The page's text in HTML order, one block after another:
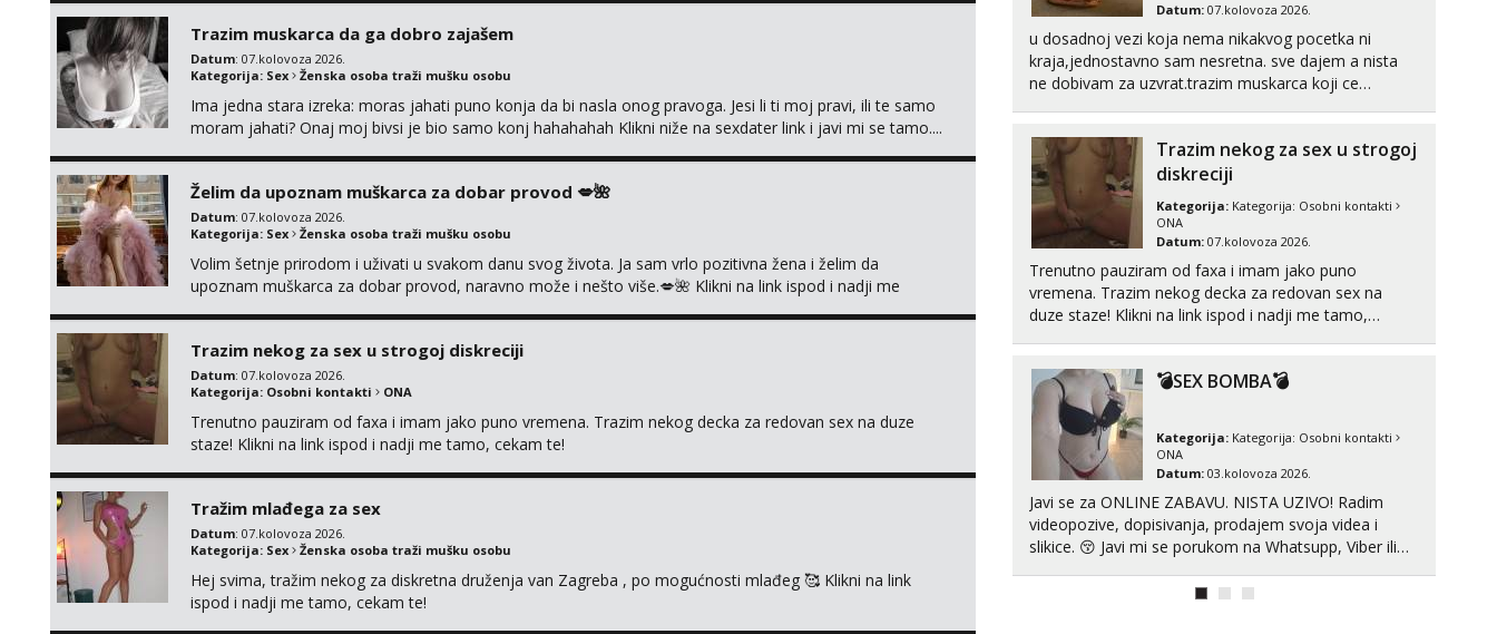
Trazim muskarca da ga dobro zajašem
Datum: 07.kolovoza 2026.
Kategorija: Sex Ženska osoba traži mušku osobu
Ima jedna stara izreka: moras jahati puno konja da bi nasla onog pravoga. Jesi li ti moj pravi, ili te samo
moram jahati? Onaj moj bivsi je bio samo konj hahahahah Klikni niže na sexdater link i javi mi se tamo....
Želim da upoznam muškarca za dobar provod 💋🌺
Datum: 07.kolovoza 2026.
Kategorija: Sex Ženska osoba traži mušku osobu
Volim šetnje prirodom i uživati u svakom danu svog života. Ja sam vrlo pozitivna žena i želim da
upoznam muškarca za dobar provod, naravno može i nešto više.💋🌺 Klikni na link ispod i nadji me
Trazim nekog za sex u strogoj diskreciji
Datum: 07.kolovoza 2026.
Kategorija: Osobni kontakti ONA
Trenutno pauziram od faxa i imam jako puno vremena. Trazim nekog decka za redovan sex na duze
staze! Klikni na link ispod i nadji me tamo, cekam te!
Tražim mlađega za sex
Datum: 07.kolovoza 2026.
Kategorija: Sex Ženska osoba traži mušku osobu
Hej svima, tražim nekog za diskretna druženja van Zagreba , po mogućnosti mlađeg 🥰 Klikni na link
ispod i nadji me tamo, cekam te!
Datum: 07.kolovoza 2026.
u dosadnoj vezi koja nema nikakvog pocetka ni
kraja,jednostavno sam nesretna. sve dajem a nista
ne dobivam za uzvrat.trazim muskarca koji ce
poljupce po tijelu koji me jako pale,obozavam kad
muskar...
Trazim nekog za sex u strogoj
diskreciji
Kategorija: Kategorija: Osobni kontakti
ONA
Datum: 07.kolovoza 2026.
Trenutno pauziram od faxa i imam jako puno
vremena. Trazim nekog decka za redovan sex na
duze staze! Klikni na link ispod i nadji me tamo,
💣SEX BOMBA💣
Kategorija: Kategorija: Osobni kontakti
ONA
Datum: 03.kolovoza 2026.
Javi se za ONLINE ZABAVU. NISTA UZIVO! Radim
videopozive, dopisivanja, prodajem svoja videa i
slikice. 😚 Javi mi se porukom na Whatsupp, Viber ili